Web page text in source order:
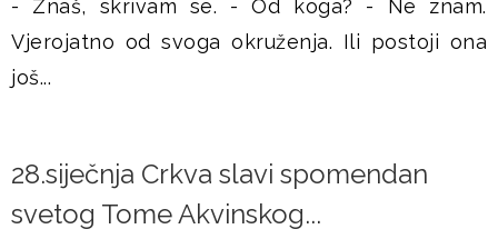
- Znaš, skrivam se. - Od koga? - Ne znam.
Vjerojatno od svoga okruženja. Ili postoji ona
još...
28.siječnja Crkva slavi spomendan
svetog Tome Akvinskog...